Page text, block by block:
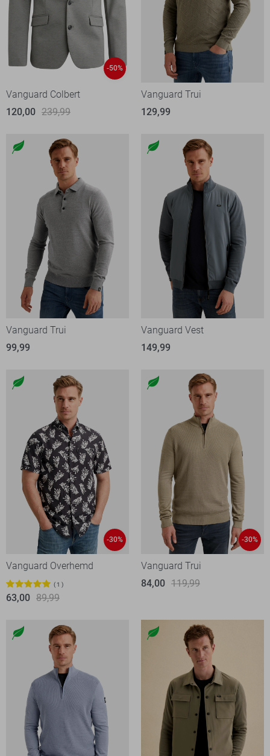
-50%
Vanguard Colbert
120,00 239,99
Vanguard Trui
129,99
Vanguard Trui
99,99
Vanguard Vest
149,99
-30%
Vanguard Overhemd
1
63,00 89,99
-30%
Vanguard Trui
84,00 119,99